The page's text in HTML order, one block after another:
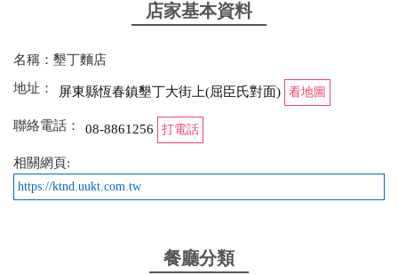
店家基本資料
名稱：墾丁麵店
地址：
屏東縣恆春鎮墾丁大街上(屈臣氏對面) 看地圖
聯絡電話： 08-8861256 打電話
相關網頁:
https://ktnd.uukt.com.tw
餐廳分類